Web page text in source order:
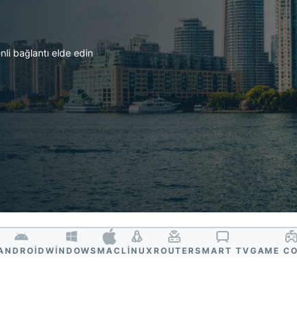
koruması,
kimlik takibi
kaldırma
araçlarından
oluşan
kapsamlı
paket
bağlantı elde edin
WINDOWSMACLINUX ROUTERSMART TVGAME